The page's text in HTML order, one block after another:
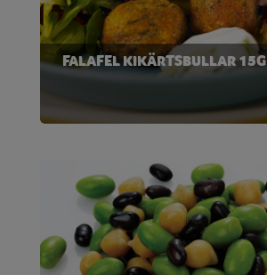
FALAFEL KIKÄRTSBULLAR 15G